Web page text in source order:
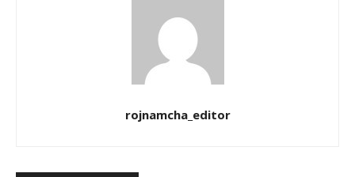
rojnamcha_editor